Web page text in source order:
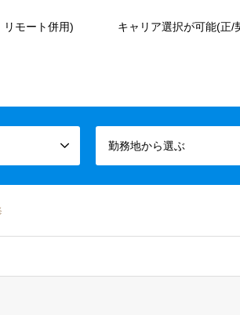
リモート併用) キャリア選択が可能(正/
勤務地から選ぶ